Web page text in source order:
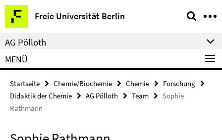
Springe
direkt
zu
Inhalt
Freie Universität Berlin
Service-
Navigation
AG Pölloth
MENÜ
Startseite Chemie/Biochemie Chemie
Forschung
Didaktik der Chemie
AG Pölloth Team
Sophie
Rathmann